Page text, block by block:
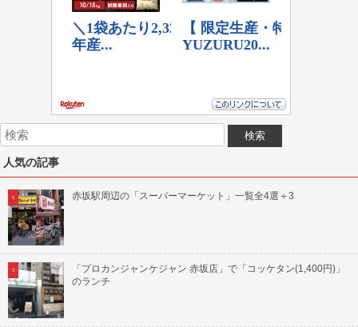
人気の記事
赤坂駅周辺の「スーパーマーケット」一覧全4選＋3
「プロカンジャンケジャン 赤坂店」で「コッケタン(1,400円)」
のランチ